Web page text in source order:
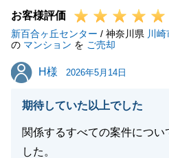
閉じる
お客様評価
新百合ヶ丘センター / 神奈川県 川
の マンション を ご売却
H様
H様 2026年5月14日
期待していた以上でした
関係するすべての案件につ
した。